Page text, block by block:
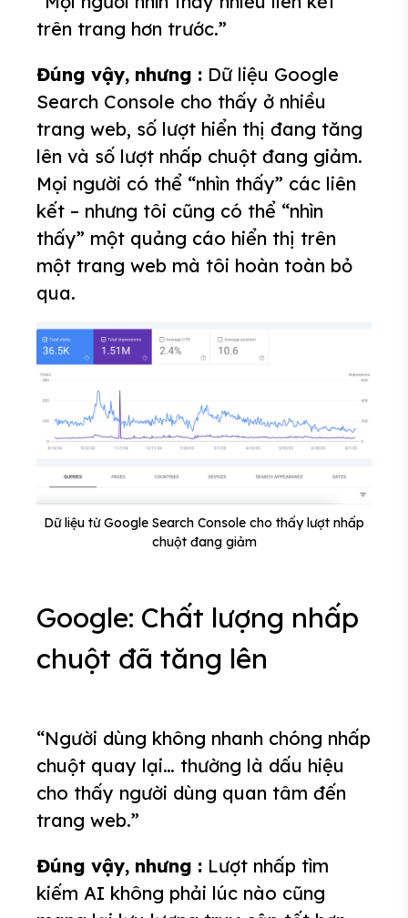
trên trang hơn trước.”
Đúng vậy, nhưng : Dữ liệu Google
Search Console cho thấy ở nhiều
trang web, số lượt hiển thị đang tăng
lên và số lượt nhấp chuột đang giảm.
Mọi người có thể “nhìn thấy” các liên
kết – nhưng tôi cũng có thể “nhìn
thấy” một quảng cáo hiển thị trên
một trang web mà tôi hoàn toàn bỏ
qua.
Dữ liệu từ Google Search Console cho thấy lượt nhấp
chuột đang giảm
Google: Chất lượng nhấp
chuột đã tăng lên
“Người dùng không nhanh chóng nhấp
chuột quay lại… thường là dấu hiệu
cho thấy người dùng quan tâm đến
trang web.”
Đúng vậy, nhưng : Lượt nhấp tìm
kiếm AI không phải lúc nào cũng